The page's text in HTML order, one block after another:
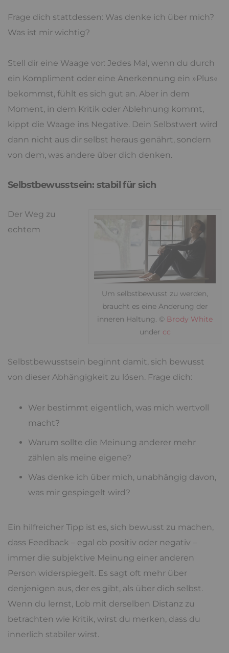
Frage dich stattdessen: Was denke ich über mich?
Was ist mir wichtig?
Stell dir eine Waage vor: Jedes Mal, wenn du durch
ein Kompliment oder eine Anerkennung ein »Plus«
bekommst, fühlt es sich gut an. Aber in dem
Moment, in dem Kritik oder Ablehnung kommt,
kippt die Waage ins Negative. Dein Selbstwert wird
dann nicht aus dir selbst heraus genährt, sondern
von dem, was andere über dich denken.
Selbstbewusstsein: stabil für sich
Um selbstbewusst zu werden,
braucht es eine Änderung der
inneren Haltung. © Brody White
under cc
Der Weg zu
echtem
Selbstbewusstsein beginnt damit, sich bewusst
von dieser Abhängigkeit zu lösen. Frage dich:
Wer bestimmt eigentlich, was mich wertvoll
macht?
Warum sollte die Meinung anderer mehr
zählen als meine eigene?
Was denke ich über mich, unabhängig davon,
was mir gespiegelt wird?
Ein hilfreicher Tipp ist es, sich bewusst zu machen,
dass Feedback – egal ob positiv oder negativ –
immer die subjektive Meinung einer anderen
Person widerspiegelt. Es sagt oft mehr über
denjenigen aus, der es gibt, als über dich selbst.
Wenn du lernst, Lob mit derselben Distanz zu
betrachten wie Kritik, wirst du merken, dass du
innerlich stabiler wirst.